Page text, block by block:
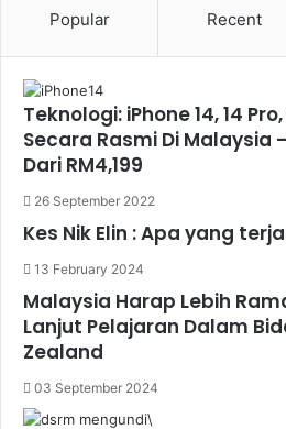
Popular Recent
Teknologi: iPhone 14, 14
Secara Rasmi Di Malaysia
Dari RM4,199
26 September 2022
Kes Nik Elin : Apa yang
13 February 2024
Malaysia Harap Lebih
Lanjut Pelajaran Dalam
Zealand
03 September 2024